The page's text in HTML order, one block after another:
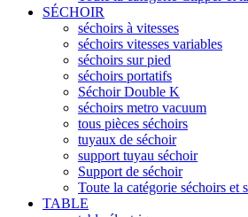
SÉCHOIR
séchoirs à vitesses
séchoirs vitesses variables
séchoirs sur pied
séchoirs portatifs
Séchoir Double K
séchoirs metro vacuum
tous pièces séchoirs
tuyaux de séchoir
support tuyau séchoir
Support de séchoir
Toute la catégorie séchoirs et
TABLE